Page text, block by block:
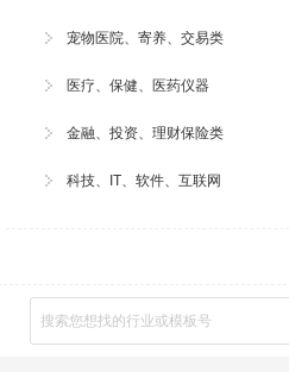
宠物医院、寄养、交易类
医疗、保健、医药仪器
金融、投资、理财保险类
科技、IT、软件、互联网